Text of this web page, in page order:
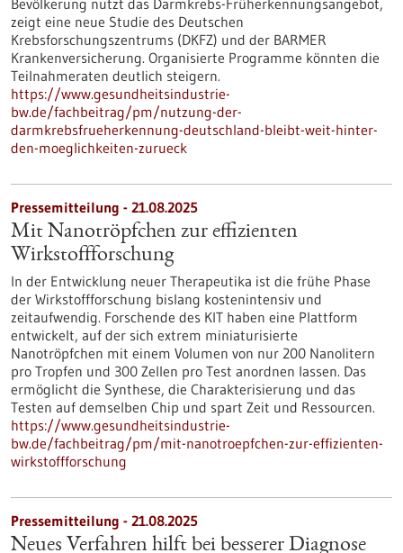
Bevölkerung nutzt das Darmkrebs-Früherkennungsangebot,
zeigt eine neue Studie des Deutschen
Krebsforschungszentrums (DKFZ) und der BARMER
Krankenversicherung. Organisierte Programme könnten die
Teilnahmeraten deutlich steigern.
https://www.gesundheitsindustrie-
bw.de/fachbeitrag/pm/nutzung-der-
darmkrebsfrueherkennung-deutschland-bleibt-weit-hinter-
den-moeglichkeiten-zurueck
Pressemitteilung - 21.08.2025
Mit Nanotröpfchen zur effizienten
Wirkstoffforschung
In der Entwicklung neuer Therapeutika ist die frühe Phase
der Wirkstoffforschung bislang kostenintensiv und
zeitaufwendig. Forschende des KIT haben eine Plattform
entwickelt, auf der sich extrem miniaturisierte
Nanotröpfchen mit einem Volumen von nur 200 Nanolitern
pro Tropfen und 300 Zellen pro Test anordnen lassen. Das
ermöglicht die Synthese, die Charakterisierung und das
Testen auf demselben Chip und spart Zeit und Ressourcen.
https://www.gesundheitsindustrie-
bw.de/fachbeitrag/pm/mit-nanotroepfchen-zur-effizienten-
wirkstoffforschung
Pressemitteilung - 21.08.2025
Neues Verfahren hilft bei besserer Diagnose